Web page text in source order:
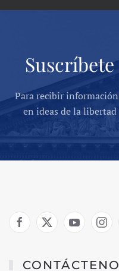
Para recibir
en ideas de la